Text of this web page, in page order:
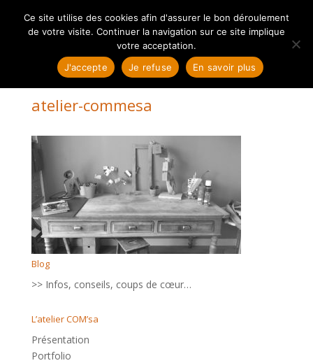
atelier-commesa
Blog
>> Infos, conseils, coups de cœur…
L’atelier COM’sa
Présentation
Portfolio
Ce site utilise des cookies afin d'assurer le bon déroulement
de votre visite. Continuer la navigation sur ce site implique
votre acceptation.
J'accepte
Je refuse En savoir plus